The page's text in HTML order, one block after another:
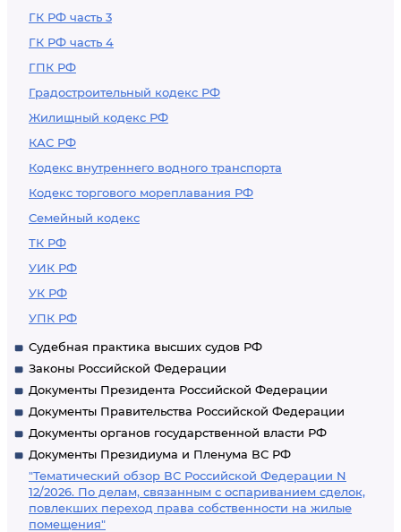
ГК РФ часть 3
ГК РФ часть 4
ГПК РФ
Градостроительный кодекс РФ
Жилищный кодекс РФ
КАС РФ
Кодекс внутреннего водного транспорта
Кодекс торгового мореплавания РФ
Семейный кодекс
ТК РФ
УИК РФ
УК РФ
УПК РФ
Судебная практика высших судов РФ
Законы Российской Федерации
Документы Президента Российской Федерации
Документы Правительства Российской Федерации
Документы органов государственной власти РФ
Документы Президиума и Пленума ВС РФ
"Тематический обзор ВС Российской Федерации N
12/2026. По делам, связанным с оспариванием сделок,
повлекших переход права собственности на жилые
помещения"